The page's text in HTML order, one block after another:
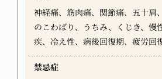
神経痛、筋肉痛、関節痛、五十肩
のこわばり、うちみ、くじき、慢
疾、冷え性、病後回復期、疲労回
禁忌症